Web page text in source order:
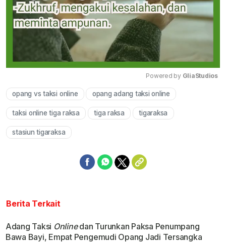
Powered by GliaStudios
opang vs taksi online opang adang taksi online
taksi online tiga raksa tiga raksa tigaraksa
stasiun tigaraksa
Berita Terkait
Adang Taksi Onlinedan Turunkan Paksa Penumpang
Bawa Bayi, Empat Pengemudi Opang Jadi Tersangka